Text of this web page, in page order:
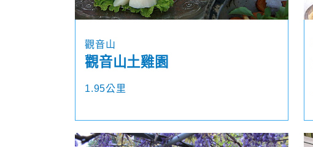
觀音山
觀音山土雞園
1.95公里